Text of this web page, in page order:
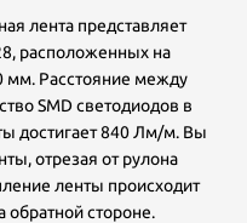
лента представляет
расположенных на
мм. Расстояние между
SMD светодиодов в
достигает 840 Лм/м. Вы
отрезая от рулона
ленты происходит
стороне.